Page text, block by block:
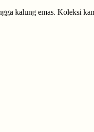
kalung emas. Koleksi